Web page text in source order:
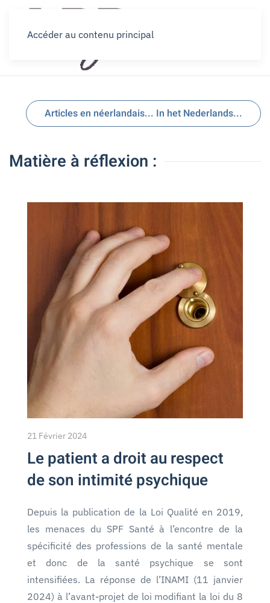
Accéder au contenu principal
Articles en néerlandais... In het Nederlands...
Matière à réflexion :
21 Février 2024
Le patient a droit au respect
de son intimité psychique
Depuis la publication de la Loi Qualité en 2019,
les menaces du SPF Santé à l’encontre de la
spécificité des professions de la santé mentale
et donc de la santé psychique se sont
intensifiées. La réponse de l’INAMI (11 janvier
2024) à l’avant-projet de loi modifiant la loi du 8